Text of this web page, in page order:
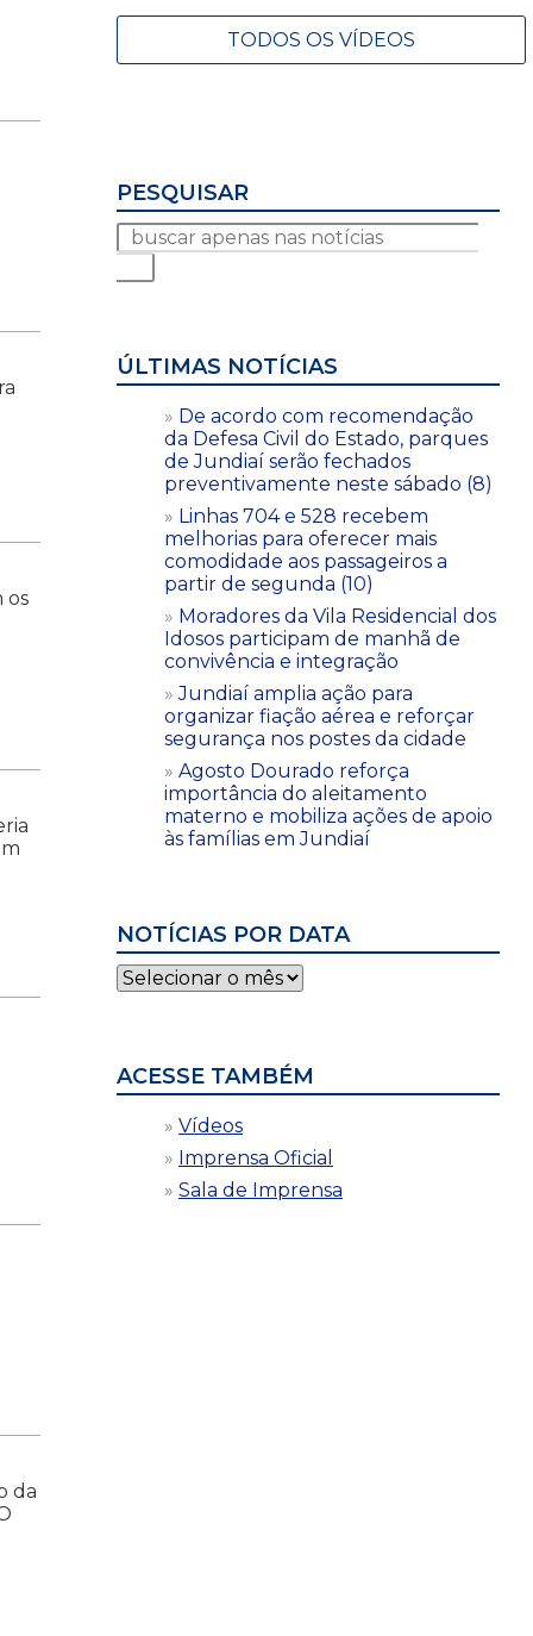
os
da
TODOS OS VÍDEOS
PESQUISAR
ÚLTIMAS NOTÍCIAS
De acordo com recomendação
da Defesa Civil do Estado, parques
de Jundiaí serão fechados
preventivamente neste sábado (8)
Linhas 704 e 528 recebem
melhorias para oferecer mais
comodidade aos passageiros a
partir de segunda (10)
Moradores da Vila Residencial dos
Idosos participam de manhã de
convivência e integração
Jundiaí amplia ação para
organizar fiação aérea e reforçar
segurança nos postes da cidade
Agosto Dourado reforça
importância do aleitamento
materno e mobiliza ações de apoio
às famílias em Jundiaí
NOTÍCIAS POR DATA
Notícias
por
ACESSE TAMBÉM
Vídeos
Imprensa Oficial
Sala de Imprensa